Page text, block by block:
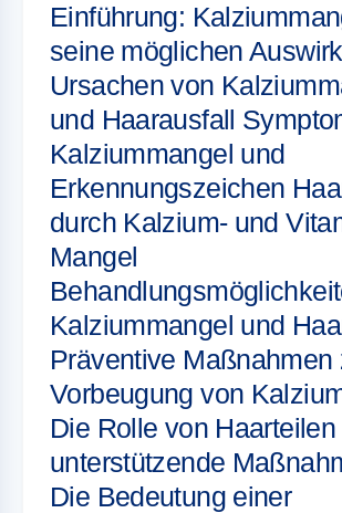
Einführung:
seine möglichen
Ursachen von
und Haarausfall
Kalziummangel und
Erkennungszeichen
durch Kalzium- und
Mangel
Kalziummangel und
Präventive Maßnahmen
Vorbeugung von
Die Rolle von Haarteilen
unterstützende
Die Bedeutung einer